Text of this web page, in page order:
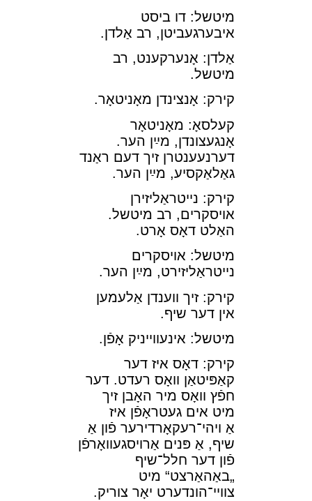
מיטשל: דו ביסט
איבערגעביטן, רב אַלדן.
אַלדן: אָנערקענט, רב
מיטשל.
קירק: אָנצינדן מאָניטאָר.
קעלסאָ: מאָניטאָר
אָנגעצונדן, מײַן הער.
דערנעענטרן זיך דעם ראַנד
גאַלאַקסיע, מײַן הער.
קירק: נײטראַליזירן
אױסקרים, רב מיטשל.
האַלט דאָס אָרט.
מיטשל: אױסקרים
נײטראַליזירט, מײַן הער.
קירק: זיך װענדן אַלעמען
אין דער שיף.
מיטשל: אינעװײניק אָפֿן.
קירק: דאָס איז דער
קאַפּיטאַן װאָס רעדט. דער
חפֿץ װאָס מיר האָבן זיך
מיט אים געטראָפֿן איז
אַ ױהי־רעקאָרדירער פֿון אַ
שיף, אַ פּנים אַרױסגעװאָרפֿן
פֿון דער חלל־שיף
„באַהאַרצט“ מיט
צװײ־הונדערט יאָר צוריק.